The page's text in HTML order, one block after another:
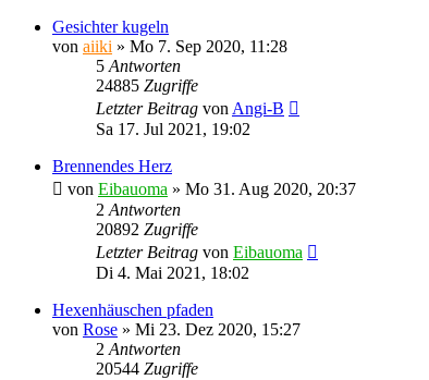
Gesichter kugeln
von aiiki » Mo 7. Sep 2020, 11:28
5 Antworten
24885 Zugriffe
Letzter Beitrag von Angi-B
Sa 17. Jul 2021, 19:02
Brennendes Herz
von Eibauoma » Mo 31. Aug 2020, 20:37
2 Antworten
20892 Zugriffe
Letzter Beitrag von Eibauoma
Di 4. Mai 2021, 18:02
Hexenhäuschen pfaden
von Rose » Mi 23. Dez 2020, 15:27
2 Antworten
20544 Zugriffe